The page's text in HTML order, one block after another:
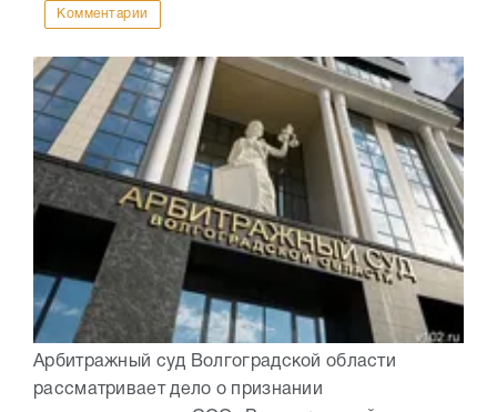
Комментарии
Арбитражный суд Волгоградской области
рассматривает дело о признании